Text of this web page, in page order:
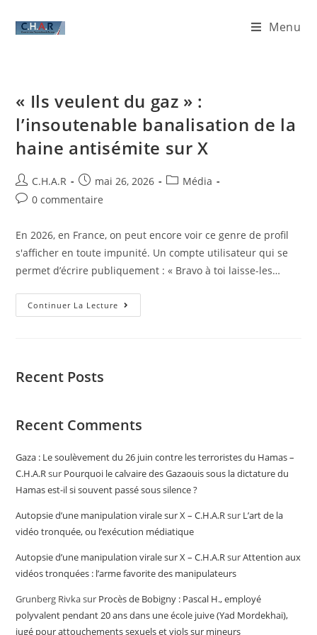
Menu
« Ils veulent du gaz » :
l’insoutenable banalisation de la
haine antisémite sur X
C.H.A.R mai 26, 2026
Média
0 commentaire
En 2026, en France, on peut encore voir ce genre de profil
s'afficher en toute impunité. Un compte utilisateur qui se
permet d’écrire publiquement : « Bravo à toi laisse-les…
Continuer La Lecture
Recent Posts
Recent Comments
Gaza : Le soulèvement du 26 juin contre les terroristes du Hamas –
C.H.A.Rsur Pourquoi le calvaire des Gazaouis sous la dictature du
Hamas est-il si souvent passé sous silence ?
Autopsie d’une manipulation virale sur X – C.H.A.Rsur L’art de la
vidéo tronquée, ou l’exécution médiatique
Autopsie d’une manipulation virale sur X – C.H.A.RsurAttention aux
vidéos tronquées : l’arme favorite des manipulateurs
Grunberg Rivkasur Procès de Bobigny : Pascal H., employé
polyvalent pendant 20 ans dans une école juive (Yad Mordekhai),
jugé pour attouchements sexuels et viols sur mineurs